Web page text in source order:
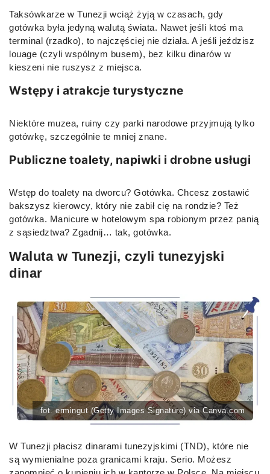
Taksówkarze w Tunezji wciąż żyją w czasach, gdy
gotówka była jedyną walutą świata. Nawet jeśli ktoś ma
terminal (rzadko), to najczęściej nie działa. A jeśli jeździsz
louage (czyli wspólnym busem), bez kilku dinarów w
kieszeni nie ruszysz z miejsca.
Wstępy i atrakcje turystyczne
Niektóre muzea, ruiny czy parki narodowe przyjmują tylko
gotówkę, szczególnie te mniej znane.
Publiczne toalety, napiwki i drobne usługi
Wstęp do toalety na dworcu? Gotówka. Chcesz zostawić
bakszysz kierowcy, który nie zabił cię na rondzie? Też
gotówka. Manicure w hotelowym spa robionym przez panią
z sąsiedztwa? Zgadnij… tak, gotówka.
Waluta w Tunezji, czyli tunezyjski
dinar
fot. ermingut (Getty Images Signature) via Canva.com
W Tunezji płacisz dinarami tunezyjskimi (TND), które nie
są wymienialne poza granicami kraju. Serio. Możesz